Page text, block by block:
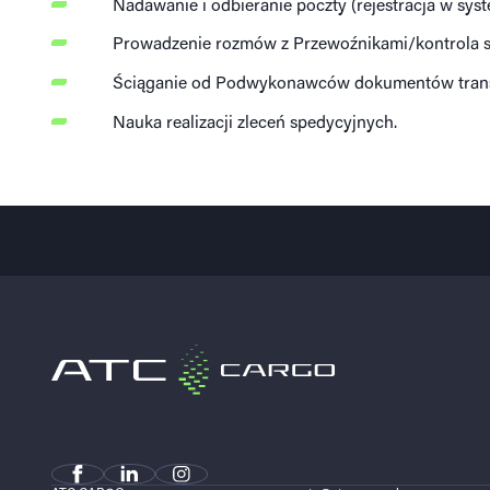
Nadawanie i odbieranie poczty (rejestracja w
Prowadzenie rozmów z Przewoźnikami/kontrola
Ściąganie od Podwykonawców dokumentów
Nauka realizacji zleceń spedycyjnych.